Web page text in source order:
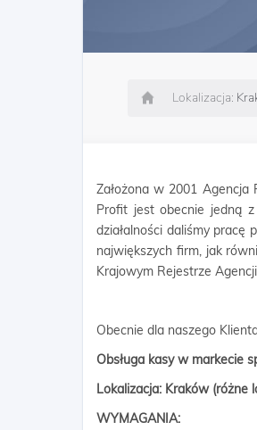
Lokalizacja:
Założona w 2001
Profit jest obecnie jedną
działalności daliśmy pracę
największych firm, jak
Krajowym Rejestrze
Obecnie dla naszego
Obsługa kasy w markecie
Lokalizacja: Kraków (różne
WYMAGANIA: